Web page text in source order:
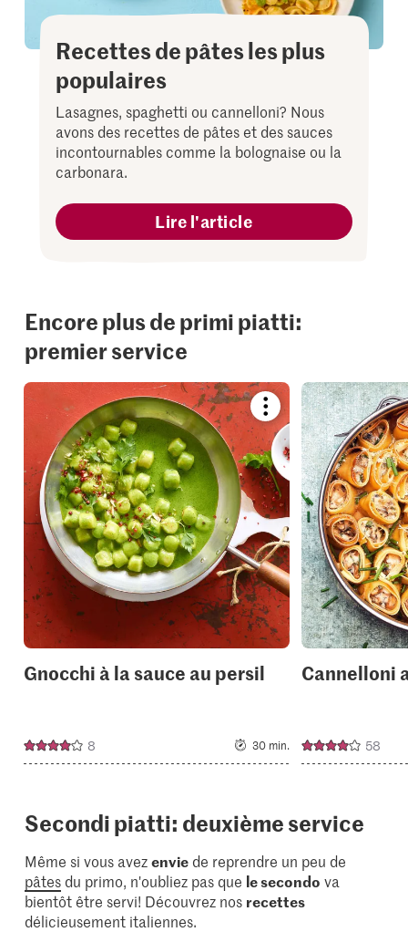
Recettes de pâtes les plus
populaires
Lasagnes, spaghetti ou cannelloni? Nous
avons des recettes de pâtes et des sauces
incontournables comme la bolognaise ou la
carbonara.
Lire l'article
Encore plus de primi piatti:
premier service
Bookmark
recipe
or
add
it
to
your
collections.
Gnocchi à la sauce au persil
8 30 min.
Cannelloni
58
Secondi piatti: deuxième service
Même si vous avezenvie de reprendre un peu de
pâtes du primo, n'oubliez pas que le secondo va
bientôt être servi! Découvrez nos recettes
délicieusement italiennes.